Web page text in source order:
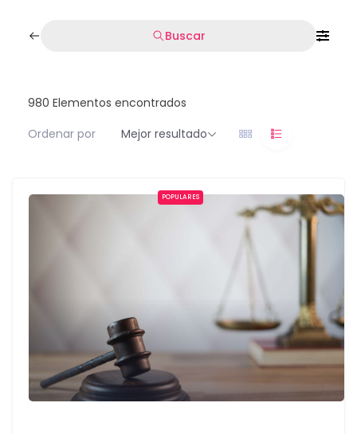
Buscar
980 Elementos encontrados
Ordenar por
Mejor resultado
POPULARES